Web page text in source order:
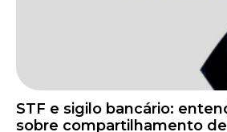
STF e sigilo bancário:
sobre compartilhamento